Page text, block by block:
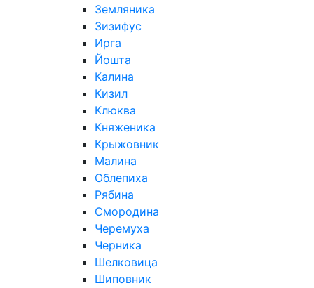
Земляника
Зизифус
Ирга
Йошта
Калина
Кизил
Клюква
Княженика
Крыжовник
Малина
Облепиха
Рябина
Смородина
Черемуха
Черника
Шелковица
Шиповник